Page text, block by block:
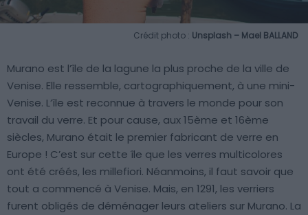
Crédit photo : Unsplash – Mael BALLAND
Murano est l’île de la lagune la plus proche de la ville de
Venise. Elle ressemble, cartographiquement, à une mini-
Venise. L’île est reconnue à travers le monde pour son
travail du verre. Et pour cause, aux 15ème et 16ème
siècles, Murano était le premier fabricant de verre en
Europe ! C’est sur cette île que les verres multicolores
ont été créés, les millefiori. Néanmoins, il faut savoir que
tout a commencé à Venise. Mais, en 1291, les verriers
furent obligés de déménager leurs ateliers sur Murano. La